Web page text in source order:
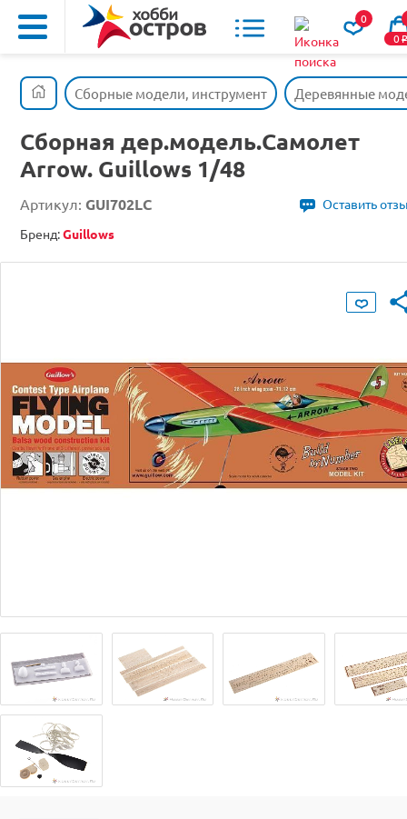
0
0o
Сборные модели, инструмент Деревянные
Сборная дер.модель.Самолет
Arrow. Guillows 1/48
Артикул: GUI702LC
Оставить
Бренд:Guillows